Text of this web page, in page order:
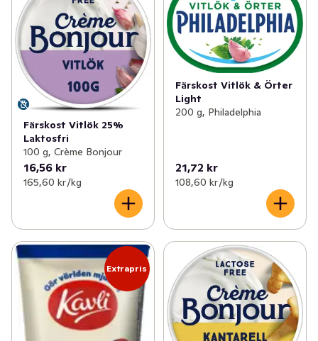
Färskost Vitlök 25%
Laktosfri
100 g, Crème Bonjour
16,56 kr
165,60 kr /kg
Färskost Vitlök & Örter
Light
200 g, Philadelphia
21,72 kr
108,60 kr /kg
Extrapris